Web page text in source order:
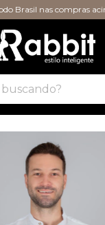
Brasil nas compras